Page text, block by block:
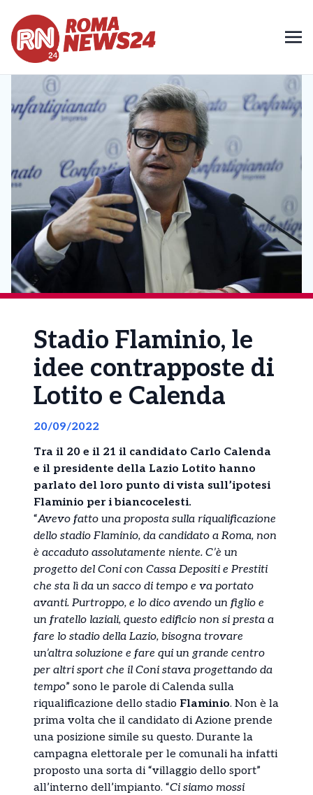
Stadio Flaminio, le
idee contrapposte di
Lotito e Calenda
20/09/2022
Tra il 20 e il 21 il candidato Carlo Calenda
e il presidente della Lazio Lotito hanno
parlato del loro punto di vista sull’ipotesi
Flaminio per i biancocelesti.
“Avevo fatto una proposta sulla riqualificazione
dello stadio Flaminio, da candidato a Roma, non
è accaduto assolutamente niente. C’è un
progetto del Coni con Cassa Depositi e Prestiti
che sta lì da un sacco di tempo e va portato
avanti. Purtroppo, e lo dico avendo un figlio e
un fratello laziali, questo edificio non si presta a
fare lo stadio della Lazio, bisogna trovare
un’altra soluzione e fare qui un grande centro
per altri sport che il Coni stava progettando da
tempo” sono le parole di Calenda sulla
riqualificazione dello stadio Flaminio. Non è la
prima volta che il candidato di Azione prende
una posizione simile su questo. Durante la
campagna elettorale per le comunali ha infatti
proposto una sorta di “villaggio dello sport”
all’interno dell’impianto. “Ci siamo mossi